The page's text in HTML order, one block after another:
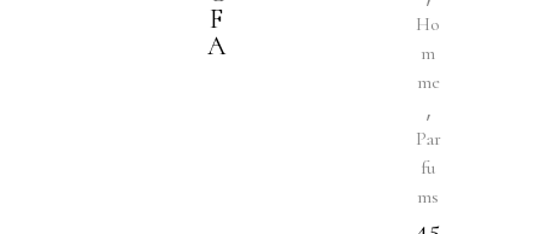
F
A
Ho
m
me
,
Par
fu
ms